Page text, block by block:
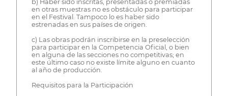
b) Haber sido inscritas, presentadas o premiadas
en otras muestras no es obstáculo para participar
en el Festival. Tampoco lo es haber sido
estrenadas en sus países de origen.
c) Las obras podrán inscribirse en la preselección
para participar en la Competencia Oficial, o bien
en alguna de las secciones no competitivas; en
este último caso no existe límite alguno en cuanto
al año de producción.
Requisitos para la Participación